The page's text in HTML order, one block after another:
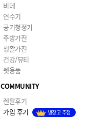
이달의혜택
비데
연수기
공기청정기
주방가전
생활가전
건강/뷰티
펫용품
COMMUNITY
렌탈후기
가입 후기
냉장고 추첨